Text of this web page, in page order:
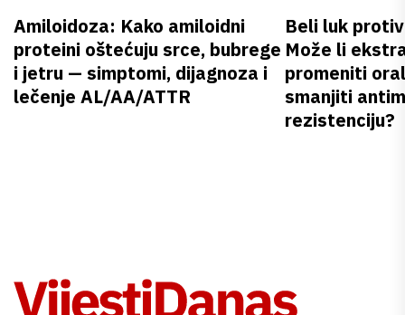
Amiloidoza: Kako amiloidni
proteini oštećuju srce, bubrege
i jetru — simptomi, dijagnoza i
lečenje AL/AA/ATTR
Beli luk
Može li
promeniti
smanjiti
rezistenciju?